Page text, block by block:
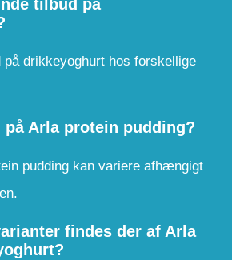
tilbud på
på drikkeyoghurt hos forskellige
på Arla protein pudding?
pudding kan variere afhængigt
findes der af Arla